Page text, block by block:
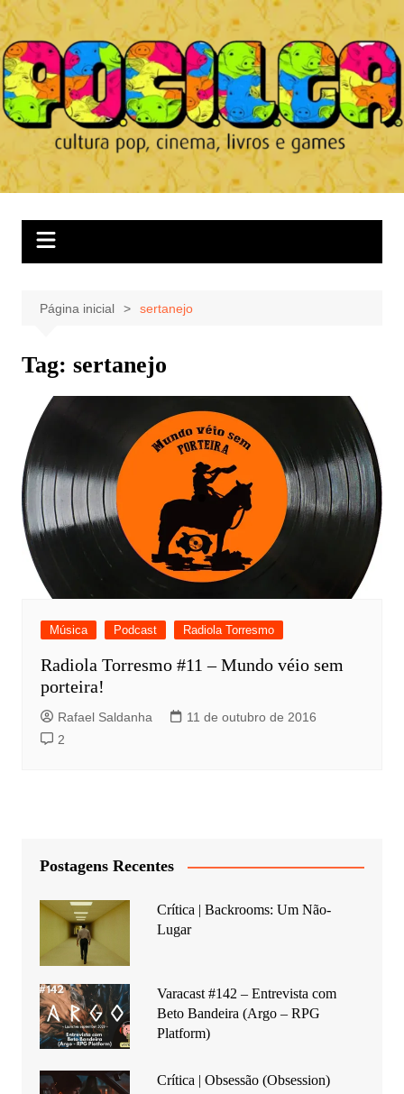
Ir
para
o
conteúdo
Página inicial sertanejo
Tag: sertanejo
Música Podcast Radiola Torresmo
Radiola Torresmo #11 – Mundo véio sem
porteira!
Rafael Saldanha
11 de outubro de 2016
2
Postagens Recentes
Crítica | Backrooms: Um Não-
Lugar
Varacast #142 – Entrevista com
Beto Bandeira (Argo – RPG
Platform)
Crítica | Obsessão (Obsession)